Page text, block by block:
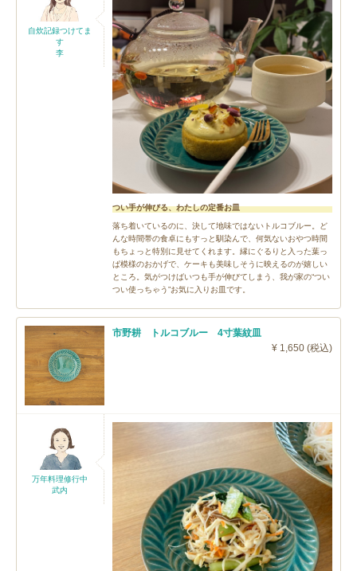
自炊記録つけてま
す
李
つい手が伸びる、わたしの定番お皿
落ち着いているのに、決して地味ではないトルコブルー。ど
んな時間帯の食卓にもすっと馴染んで、何気ないおやつ時間
もちょっと特別に見せてくれます。縁にぐるりと入った葉っ
ぱ模様のおかげで、ケーキも美味しそうに映えるのが嬉しい
ところ。気がつけばいつも手が伸びてしまう、我が家の“つい
つい使っちゃう”お気に入りお皿です。
市野耕 トルコブルー 4寸葉紋皿
¥ 1,650 (税込)
万年料理修行中
武内